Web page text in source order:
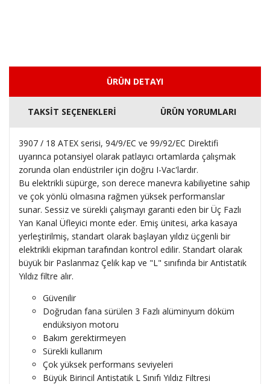
ÜRÜN DETAYI
TAKSİT SEÇENEKLERİ ÜRÜN YORUMLARI
3907 / 18 ATEX serisi, 94/9/EC ve 99/92/EC Direktifi
uyarınca potansiyel olarak patlayıcı ortamlarda çalışmak
zorunda olan endüstriler için doğru I-Vac'lardır.
Bu elektrikli süpürge, son derece manevra kabiliyetine sahip
ve çok yönlü olmasına rağmen yüksek performanslar
sunar. Sessiz ve sürekli çalışmayı garanti eden bir Üç Fazlı
Yan Kanal Üfleyici monte eder. Emiş ünitesi, arka kasaya
yerleştirilmiş, standart olarak başlayan yıldız üçgenli bir
elektrikli ekipman tarafından kontrol edilir. Standart olarak
büyük bir Paslanmaz Çelik kap ve "L" sınıfında bir Antistatik
Yıldız filtre alır.
Güvenilir
Doğrudan fana sürülen 3 Fazlı alüminyum döküm
endüksiyon motoru
Bakım gerektirmeyen
Sürekli kullanım
Çok yüksek performans seviyeleri
Büyük Birincil Antistatik L Sınıfı Yıldız Filtresi